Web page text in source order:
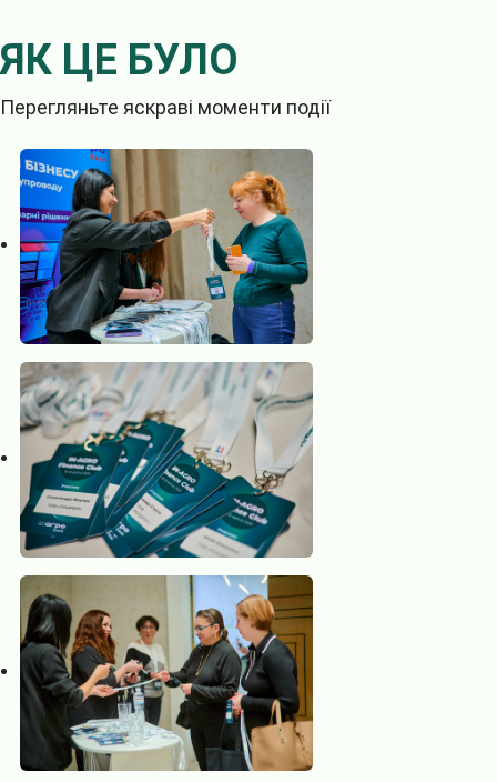
ЯК ЦЕ БУЛО
Перегляньте яскраві моменти події